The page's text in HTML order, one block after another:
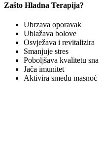
Zašto Hladna Terapija?
Ubrzava oporavak
Ublažava bolove
Osvježava i revitalizira
Smanjuje stres
Poboljšava kvalitetu sna
Jača imunitet
Aktivira smeđu masnoć